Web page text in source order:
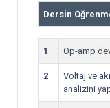
Dersin
1 Op-amp
2
Voltaj ve
analizini